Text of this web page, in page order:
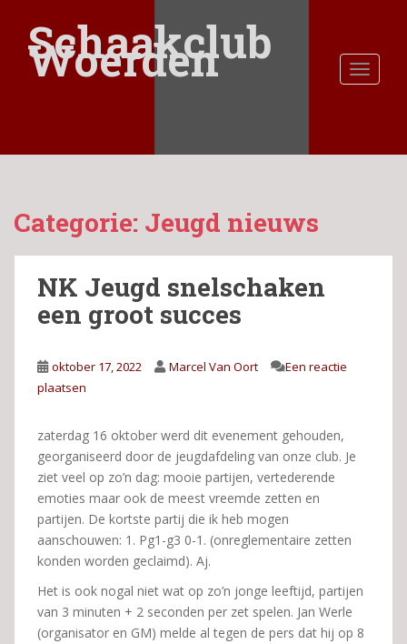
a
Schaakclub
Woerden
Categorie: Jeugd nieuws
NK Jeugd snelschaken
een groot succes
oktober 17, 2022 Marcel Van Oort
Een reactie
plaatsen
zaterdag 16 oktober werd dit evenement gehouden,
georganiseerd door de jeugdafdeling van onze club. Je
ziet veel op zo’n dag: mooie partijen, vertederende
emoties maar ook de meest vreemde zetten en
partijen. De kortste partij die ik heb mogen
aanschouwen: 1. Pg1-g3 0-1. (onreglementaire zetten
konden worden geclaimd). Aj.
Het is ook nogal niet wat op zo’n jonge leeftijd, partijen
van 3 minuten + 2 seconden per zet spelen. Jan Werle
(organisator en GM) melde al tegen de pers dat hij op 8